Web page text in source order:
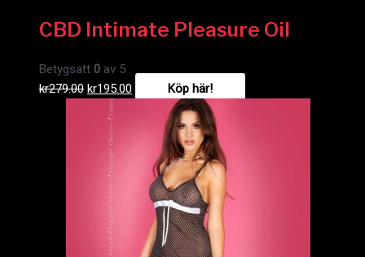
CBD Intimate Pleasure Oil
Betygsatt 0 av 5
kr279.00 kr195.00 Köp här!